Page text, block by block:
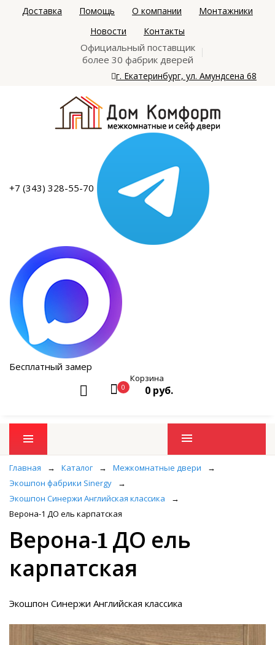
Доставка Помощь О компании
Монтажники
Новости
Контакты
Официальный поставщик
более 30 фабрик дверей
г. Екатеринбург, ул. Амундсена 68
+7 (343) 328-55-70
Бесплатный замер
0
Корзина
0 руб.
Промо товары
Главная → Каталог → Межкомнатные двери
→
Экошпон фабрики Sinergy
→
Экошпон Синержи Английская классика
→
Верона-1 ДО ель карпатская
Верона-1 ДО ель
карпатская
Экошпон Синержи Английская классика